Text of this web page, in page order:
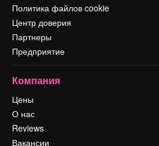
Политика файлов cookie
Центр доверия
Партнеры
Предприятие
Компания
Цены
О нас
Reviews
Вакансии